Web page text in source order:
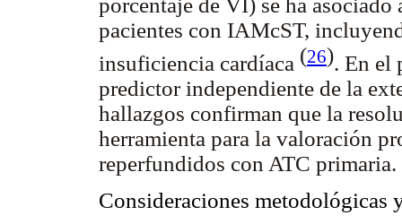
pacientes con IAMcST,
insuficiencia cardíaca (26). En el
predictor independiente de la
hallazgos confirman que la
herramienta para la valoración
reperfundidos con ATC primaria.
Consideraciones